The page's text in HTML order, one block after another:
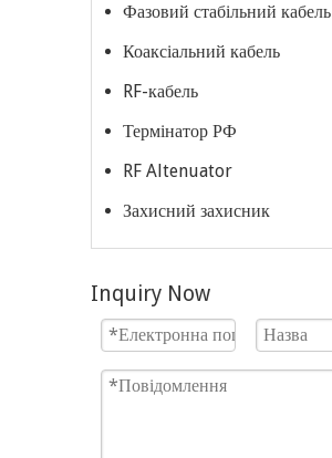
Фазовий стабільний кабель
Коаксіальний кабель
RF-кабель
Термінатор РФ
RF Altenuator
Захисний захисник
Inquiry Now